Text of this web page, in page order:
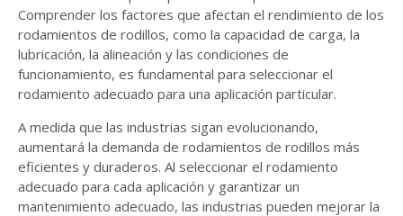
Comprender los factores que afectan el rendimiento de los
rodamientos de rodillos, como la capacidad de carga, la
lubricación, la alineación y las condiciones de
funcionamiento, es fundamental para seleccionar el
rodamiento adecuado para una aplicación particular.
A medida que las industrias sigan evolucionando,
aumentará la demanda de rodamientos de rodillos más
eficientes y duraderos. Al seleccionar el rodamiento
adecuado para cada aplicación y garantizar un
mantenimiento adecuado, las industrias pueden mejorar la